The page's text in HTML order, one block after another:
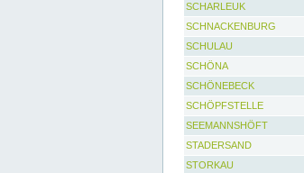
SCHARLEUK
SCHNACKENBURG
SCHULAU
SCHÖNA
SCHÖNEBECK
SCHÖPFSTELLE
SEEMANNSHÖFT
STADERSAND
STORKAU